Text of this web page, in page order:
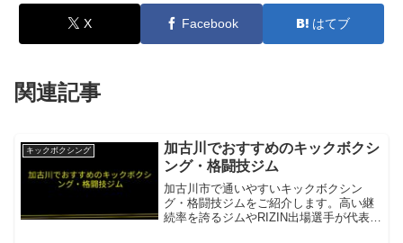
X Facebook はてブ
関連記事
キックボクシング
加古川でおすすめのキックボクシ
ング・格闘技ジム
加古川市で通いやすいキックボクシン
グ・格闘技ジムをご紹介します。高い継
続率を誇るジムやRIZIN出場選手が代表を